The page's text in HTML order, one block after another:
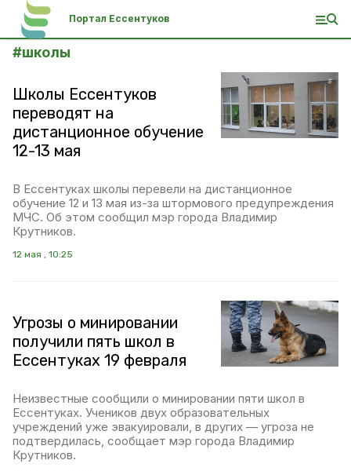
Портал Ессентуков
#школы
Школы Ессентуков
переводят на
дистанционное обучение
12-13 мая
В Ессентуках школы перевели на дистанционное
обучение 12 и 13 мая из-за штормового предупреждения
МЧС. Об этом сообщил мэр города Владимир
Крутников.
12 мая , 10:25
Угрозы о минировании
получили пять школ в
Ессентуках 19 февраля
Неизвестные сообщили о минировании пяти школ в
Ессентуках. Учеников двух образовательных
учреждений уже эвакуировали, в других — угроза не
подтвердилась, сообщает мэр города Владимир
Крутников.